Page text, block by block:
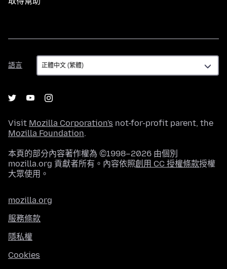
語言
語
言
Visit Mozilla Corporation's not-for-profit parent, the
Mozilla Foundation.
本頁的部分內容著作權為 ©1998–2026 由個別
mozilla.org 貢獻者所有。內容依照創用 CC 授權條款授權
大眾使用。
mozilla.org
服務條款
隱私權
Cookies